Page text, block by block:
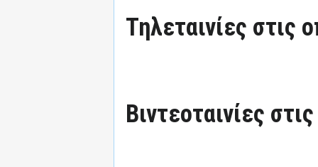
Τηλεταινίες στις
Βιντεοταινίες